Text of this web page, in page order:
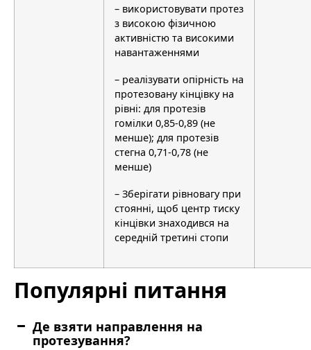
– використовувати протез
з високою фізичною
активністю та високими
навантаженнями
– реалізувати опірність на
протезовану кінцівку на
рівні: для протезів
гомілки 0,85-0,89 (не
менше); для протезів
стегна 0,71-0,78 (не
менше)
– Зберігати рівновагу при
стоянні, щоб центр тиску
кінцівки знаходився на
середній третині стопи
Популярні питання
Де взяти направлення на
протезування?